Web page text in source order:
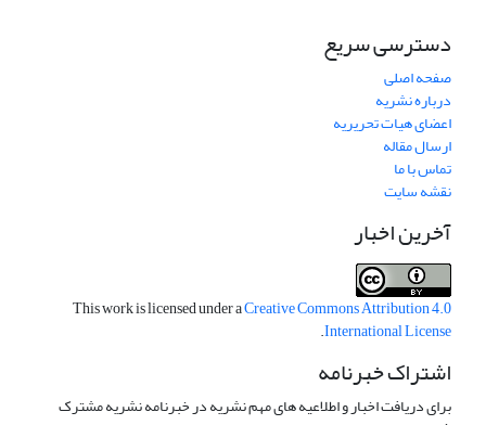
دسترسی سریع
صفحه اصلی
درباره نشریه
اعضای هیات تحریریه
ارسال مقاله
تماس با ما
نقشه سایت
آخرین اخبار
This work is licensed under aCreative Commons Attribution 4.0
International License
.
اشتراک خبرنامه
برای دریافت اخبار و اطلاعیه های مهم نشریه در خبرنامه نشریه مشترک